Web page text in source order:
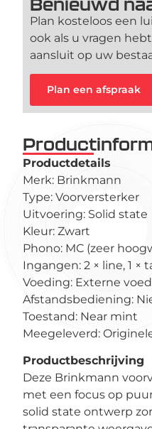
Plan kosteloos een
ook als u vragen
aansluit op uw
Plan een afspraak
Productdetails
Merk: Brinkmann
Type: Voorversterker
Uitvoering: Solid state
Kleur: Zwart
Phono: MC (zeer
Ingangen: 2 × line, 1 ×
Voeding: Externe
Afstandsbediening:
Toestand: Near mint
Meegeleverd:
Productbeschrijving
Deze Brinkmann
met een focus op
solid state ontwerp